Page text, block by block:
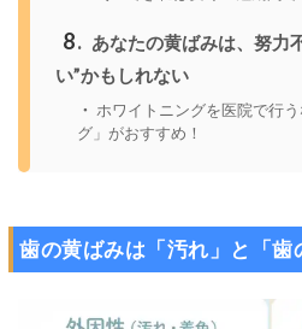
8
あなたの黄ばみは、努力
い”かもしれない
ホワイトニングを医院で行
グ」がおすすめ！
歯の黄ばみは「汚れ」と「歯